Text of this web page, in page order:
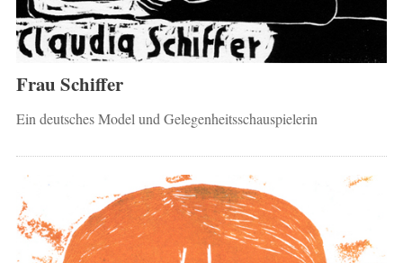
Frau Schiffer
Ein deutsches Model und Gelegenheitsschauspielerin